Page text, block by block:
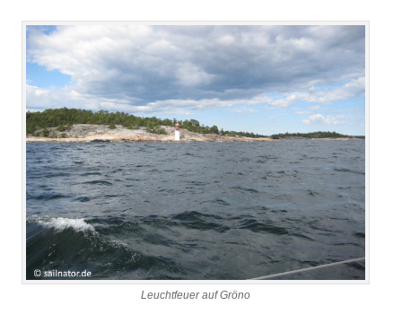
Leuchtfeuer auf Gröno